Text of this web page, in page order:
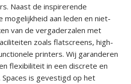
Naast de inspirerende
aan leden en niet-
van de vergaderzalen met
zoals flatscreens, high-
printers. Wij garanderen
flexibiliteit in een discrete en
is gevestigd op het